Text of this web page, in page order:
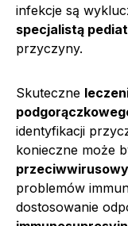
infekcje są
specjalistą
przyczyny.
Skuteczne
identyfikacji
konieczne może
problemów
dostosowanie